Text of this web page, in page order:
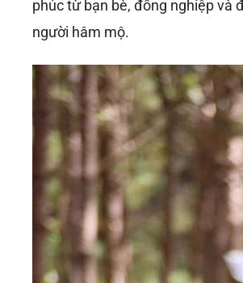
phúc từ bạn bè, đồng nghiệp và
người hâm mộ.